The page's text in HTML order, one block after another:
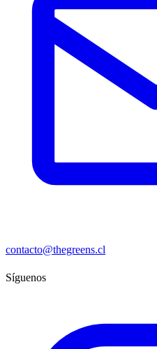
contacto@thegreens.cl
Síguenos